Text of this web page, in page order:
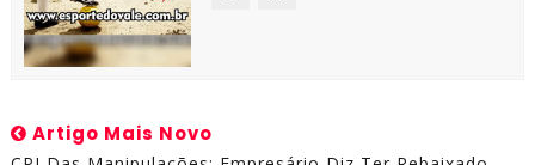
Artigo Mais Novo